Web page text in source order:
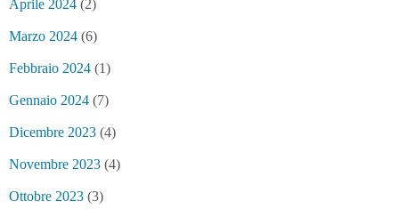
Aprile 2024 (2)
Marzo 2024 (6)
Febbraio 2024 (1)
Gennaio 2024 (7)
Dicembre 2023 (4)
Novembre 2023 (4)
Ottobre 2023 (3)